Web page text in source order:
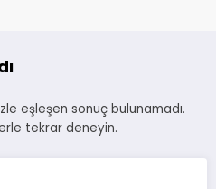
eşleşen sonuç bulunamadı.
tekrar deneyin.